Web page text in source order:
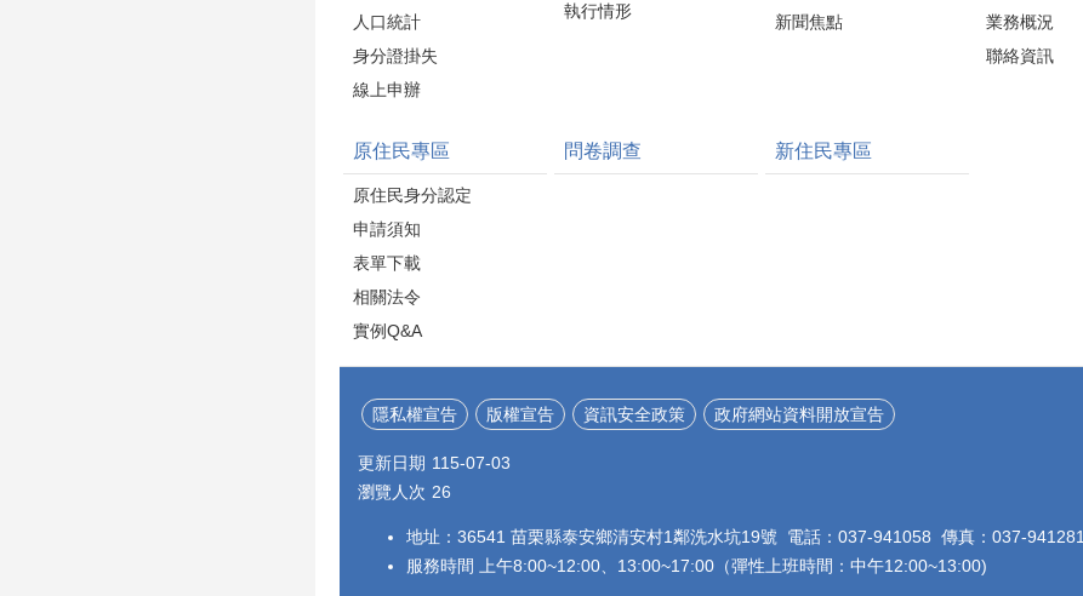
人口統計
身分證掛失
線上申辦
執行情形
新聞焦點
業務概況
聯絡資訊
原住民專區
原住民身分認定
申請須知
表單下載
相關法令
實例Q&A
問卷調查 新住民專區
隱私權宣告 版權宣告 資訊安全政策 政府網站資料開放宣告
更新日期 115-07-03
瀏覽人次 26
地址：36541 苗栗縣泰安鄉清安村1鄰洗水坑19號 電話：037-941058 傳真：037-941281
服務時間 上午8:00~12:00、13:00~17:00（彈性上班時間：中午12:00~13:00)